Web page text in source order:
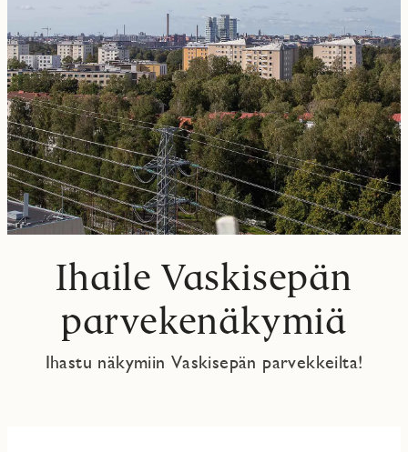
Ihaile Vaskisepän
parvekenäkymiä
Ihastu näkymiin Vaskisepän parvekkeilta!